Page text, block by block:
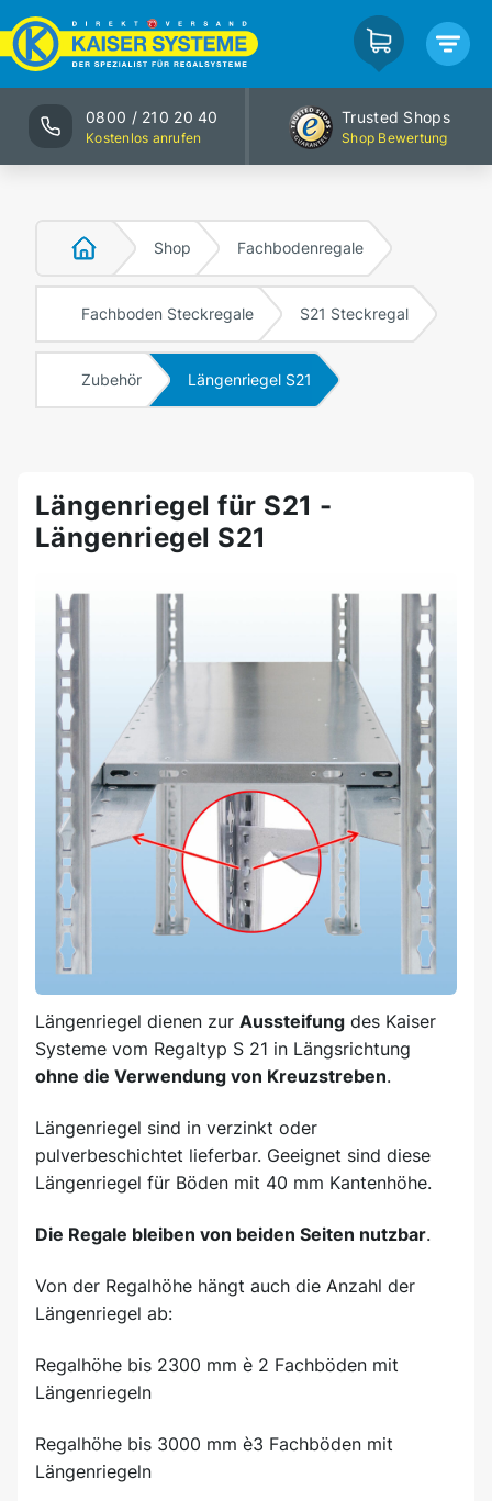
0800 / 210 20 40
Kostenlos anrufen
Trusted Shops
Shop Bewertung
Shop Fachbodenregale
Fachboden Steckregale S21 Steckregal
Zubehör Längenriegel S21
Längenriegel für S21 -
Längenriegel S21
Längenriegel dienen zur Aussteifung des Kaiser
Systeme vom Regaltyp S 21 in Längsrichtung
ohne die Verwendung von Kreuzstreben.
Längenriegel sind in verzinkt oder
pulverbeschichtet lieferbar. Geeignet sind diese
Längenriegel für Böden mit 40 mm Kantenhöhe.
Die Regale bleiben von beiden Seiten nutzbar.
Von der Regalhöhe hängt auch die Anzahl der
Längenriegel ab:
Regalhöhe bis 2300 mm è 2 Fachböden mit
Längenriegeln
Regalhöhe bis 3000 mm è3 Fachböden mit
Längenriegeln